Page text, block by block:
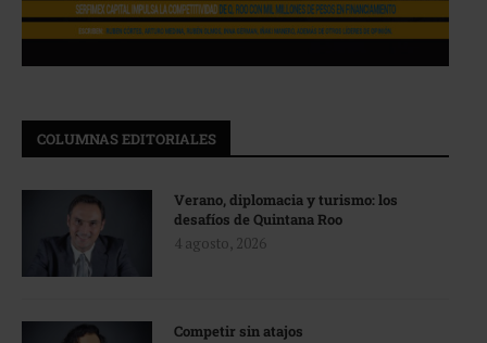
COLUMNAS EDITORIALES
Verano, diplomacia y turismo: los
desafíos de Quintana Roo
4 agosto, 2026
Competir sin atajos